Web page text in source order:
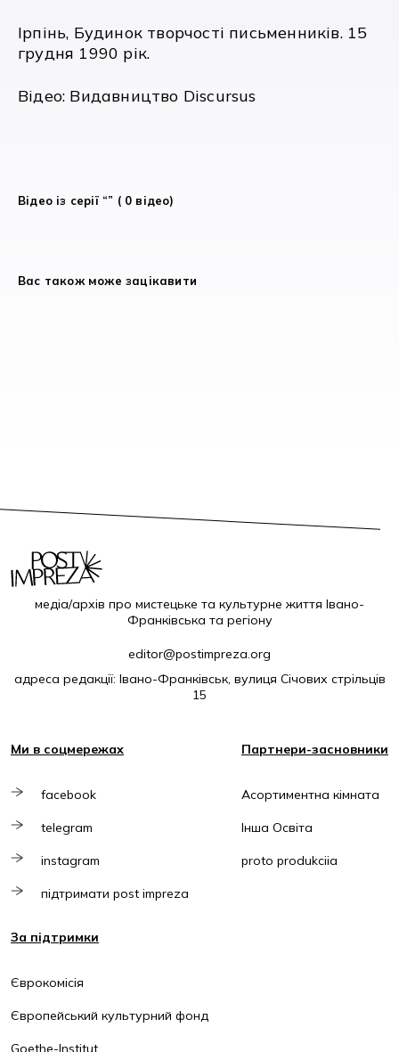
Ірпінь, Будинок творчості письменників. 15
грудня 1990 рік.
Відео: Видавництво Discursus
Відео із серії “” ( 0 відео)
Вас також може зацікавити
медіа/архів про мистецьке та культурне життя Івано-
Франківська та регіону
editor@postimpreza.org
адреса редакції: Івано-Франківськ, вулиця Січових стрільців
15
Ми в соцмережах
facebook
telegram
instagram
підтримати post impreza
Партнери-засновники
Асортиментна кімната
Інша Освіта
proto produkciia
За підтримки
Єврокомісія
Європейський культурний фонд